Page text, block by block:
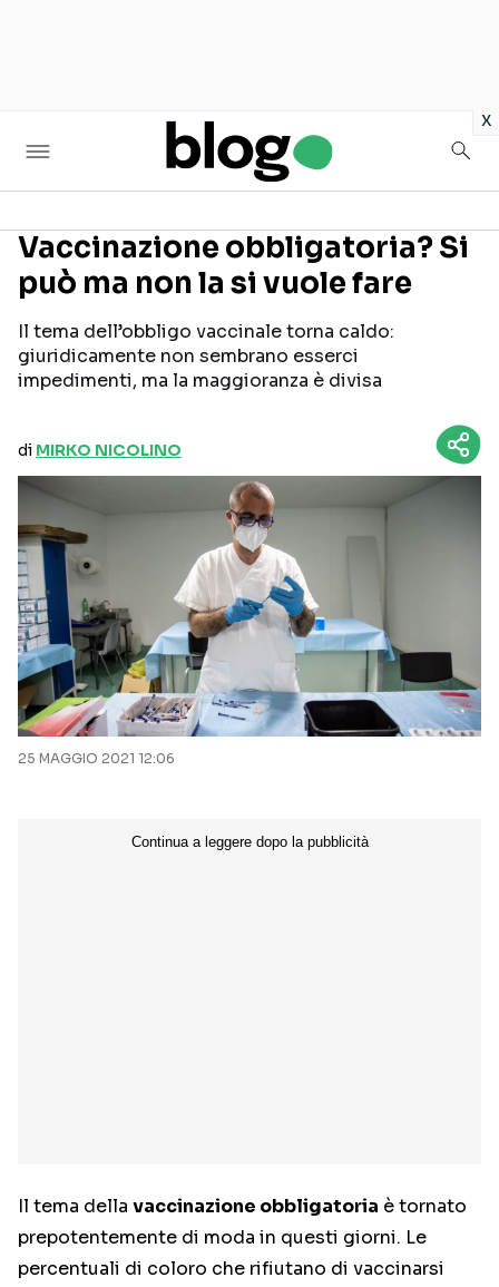
x
Seguici sui social
Vaccinazione obbligatoria? Si
può ma non la si vuole fare
Il tema dell’obbligo vaccinale torna caldo:
giuridicamente non sembrano esserci
impedimenti, ma la maggioranza è divisa
di MIRKO NICOLINO
25 MAGGIO 2021 12:06
Il tema della vaccinazione obbligatoria è tornato
prepotentemente di moda in questi giorni. Le
percentuali di coloro che rifiutano di vaccinarsi